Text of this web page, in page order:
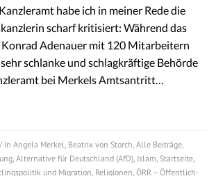
habe ich in meiner Rede die
scharf kritisiert: Während das
Adenauer mit 120 Mitarbeitern
schlanke und schlagkräftige Behörde
bei Merkels Amtsantritt…
/ In Angela Merkel Beatrix von Storch Alle Beiträge
Alternative für Deutschland (AfD) Islam Startseite
und Migration Religionen ÖRR – Öffentlich-